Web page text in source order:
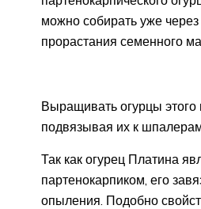
можно собирать уже
прорастания семенного
Выращивать огурцы этого
подвязывая их к
Так как огурец Платина
партенокарпиком, его
опыления. Подобно